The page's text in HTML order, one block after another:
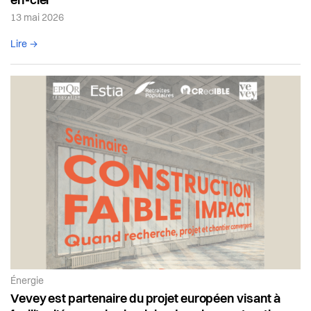
13 mai 2026
Lire →
Article de la catégorie:
Énergie
Vevey est partenaire du projet européen visant à